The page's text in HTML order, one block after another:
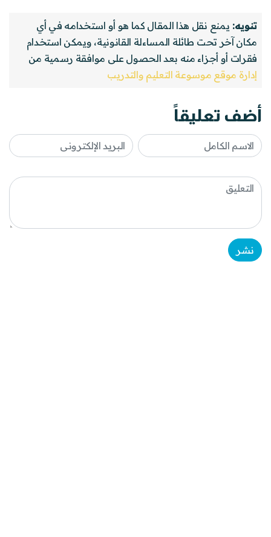
تنويه: يمنع نقل هذا المقال كما هو أو استخدامه في أي
مكان آخر تحت طائلة المساءلة القانونية، ويمكن استخدام
فقرات أو أجزاء منه بعد الحصول على موافقة رسمية من
إدارة موقع موسوعة التعليم والتدريب
أضف تعليقاً
نشر